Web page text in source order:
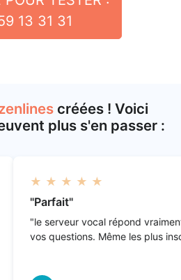
13 31 31
créées ! Voici
plus s'en passer :
★ ★ ★ ★ ★
"Parfait"
"le serveur vocal répond vraiment à
vos questions. Même les plus insolites"